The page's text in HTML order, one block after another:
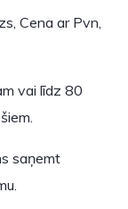
Cena ar Pvn,
vai līdz 80
saņemt